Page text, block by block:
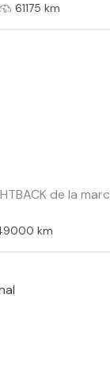
61175 km
de la
km